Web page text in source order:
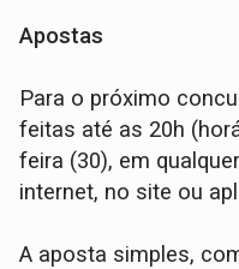
Apostas
Para o próximo
feitas até as 20h
feira (30), em
internet, no site ou
A aposta simples,